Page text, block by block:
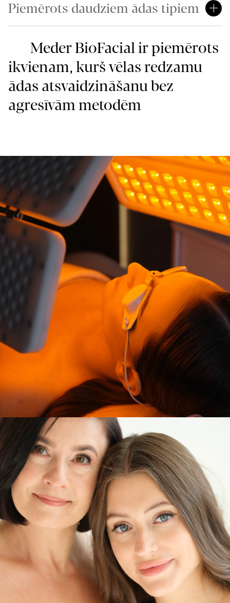
Meder BioFacial ir piemērots
ikvienam, kurš vēlas redzamu
ādas atsvaidzināšanu bez
agresīvām metodēm
Piemērots daudziem ādas tipiem